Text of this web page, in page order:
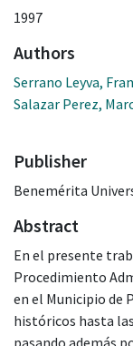
1997
Authors
Serrano Leyva,
Salazar Perez,
Publisher
Benemérita
Abstract
En el presente
Procedimiento
en el Municipio de
históricos hasta
pasando además